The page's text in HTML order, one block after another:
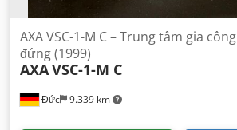
Đức 9.339 km
AXA VSC-1-M C – Trung tâm gia công
đứng (1999)
AXAVSC-1-M C